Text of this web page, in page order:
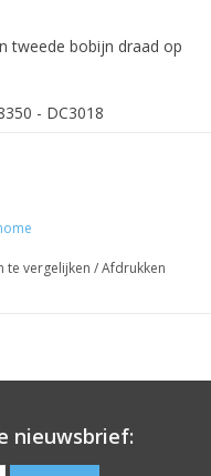
tweede bobijn draad op
- DC3018
te vergelijken /Afdrukken
nieuwsbrief: